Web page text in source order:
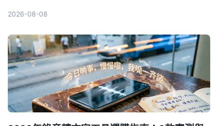
2026-08-08